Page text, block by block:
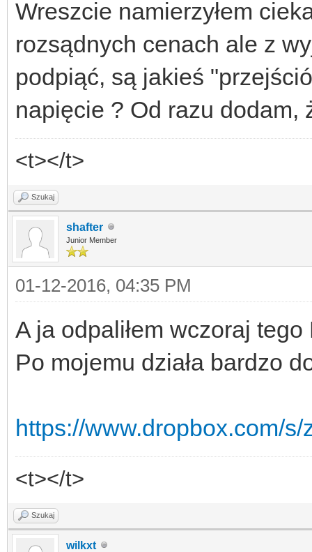
Wreszcie namierzyłem
rozsądnych cenach ale z
podpiąć, są jakieś
napięcie ? Od razu dodam,
<t></t>
Szukaj
shafter
Junior Member
01-12-2016, 04:35 PM
A ja odpaliłem wczoraj
Po mojemu działa bardzo
https://www.dropbox.com/
<t></t>
Szukaj
wilkxt